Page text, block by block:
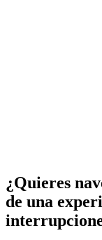
¿Quieres
de una